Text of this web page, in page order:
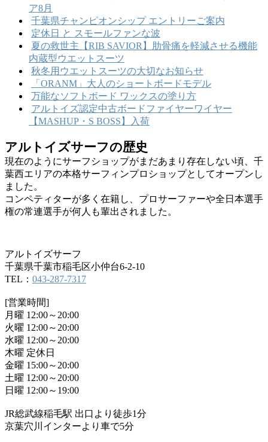
ア8月
千葉県チャンピオンシップ エントリーご案内
定休日 と スモールファンな波
夏の救世主【RIB SAVIOR】肋骨痛を軽減させる機能
内蔵型ウエットスーツ
秋冬用ウエットスーツの大切なお知らせ
「ORANM」大人のショートボードモデル
万能なソフトボード ワックスの塗り方
アルトイズ認定中古ボードファイヤーワイヤー
【MASHUP・S BOSS】入荷
アルトイズサーフの歴史
現在のようにサーフショップがまだあまり存在しない頃、千
葉西エリアの本格サーフィンプロショップとしてオープンし
ました。
コンペティターが多く在籍し、プロサーファーや全日本選手
権の常連選手が何人も輩出されました。
アルトイズサーフ
千葉県千葉市稲毛区小仲台6-2-10
TEL： 043-287-7317
[営業時間]
月曜 12:00～20:00
火曜 12:00～20:00
水曜 12:00～20:00
木曜 定休日
金曜 15:00～20:00
土曜 12:00～20:00
日曜 12:00～19:00
JR総武線稲毛駅 出口より徒歩1分
京葉穴川インターより車で5分